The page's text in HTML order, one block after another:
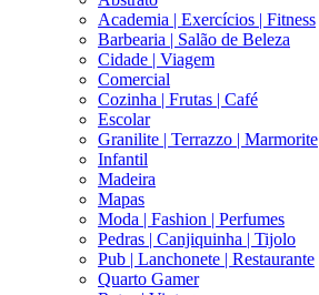
Academia | Exercícios | Fitness
Barbearia | Salão de Beleza
Cidade | Viagem
Comercial
Cozinha | Frutas | Café
Escolar
Granilite | Terrazzo | Marmorite
Infantil
Madeira
Mapas
Moda | Fashion | Perfumes
Pedras | Canjiquinha | Tijolo
Pub | Lanchonete | Restaurante
Quarto Gamer